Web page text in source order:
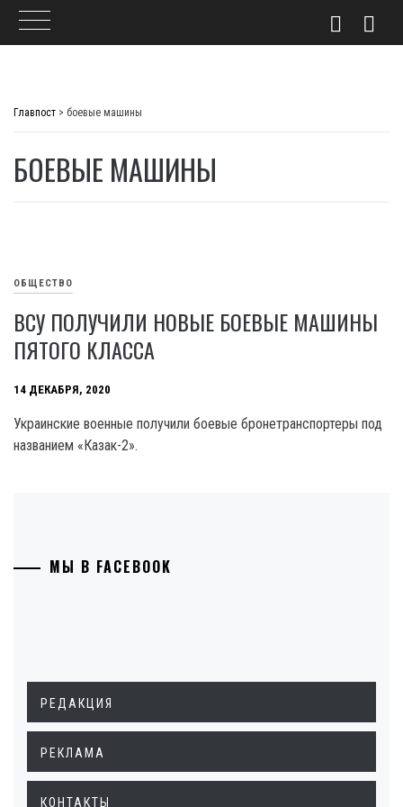
Главпост > боевые машины
БОЕВЫЕ МАШИНЫ
ОБЩЕСТВО
ВСУ ПОЛУЧИЛИ НОВЫЕ БОЕВЫЕ МАШИНЫ
ПЯТОГО КЛАССА
14 ДЕКАБРЯ, 2020
Украинские военные получили боевые бронетранспортеры под
названием «Казак-2».
МЫ В FACEBOOK
РЕДАКЦИЯ
РЕКЛАМА
КОНТАКТЫ